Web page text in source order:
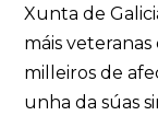
Xunta de
máis
milleiros de
unha da súas